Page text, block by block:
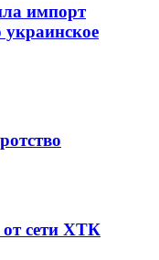
импорт
украинское
сети ХТК